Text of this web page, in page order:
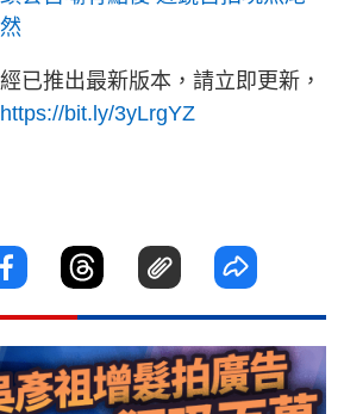
已推出最新版本，請立即更新，
https://bit.ly/3yLrgYZ